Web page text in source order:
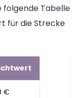
folgende Tabelle
für die Strecke
€